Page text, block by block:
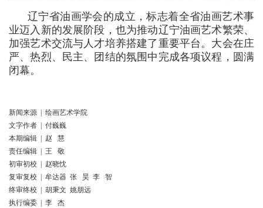
辽宁省油画学会的成立，标志着全省油画艺术事
业迈入新的发展阶段，也为推动辽宁油画艺术繁荣、
加强艺术交流与人才培养搭建了重要平台。大会在庄
严、热烈、民主、团结的氛围中完成各项议程，圆满
闭幕。
新闻来源 | 绘画艺术学院
文字作者 | 付巍巍
本期编辑 | 赵 慧
责任编辑 | 王 敬
初审初校 | 赵晓忱
复审复校 | 牟达器 张 昊 李 智
终审终校 | 胡秉文 姚朋远
执行编委 | 李 杰